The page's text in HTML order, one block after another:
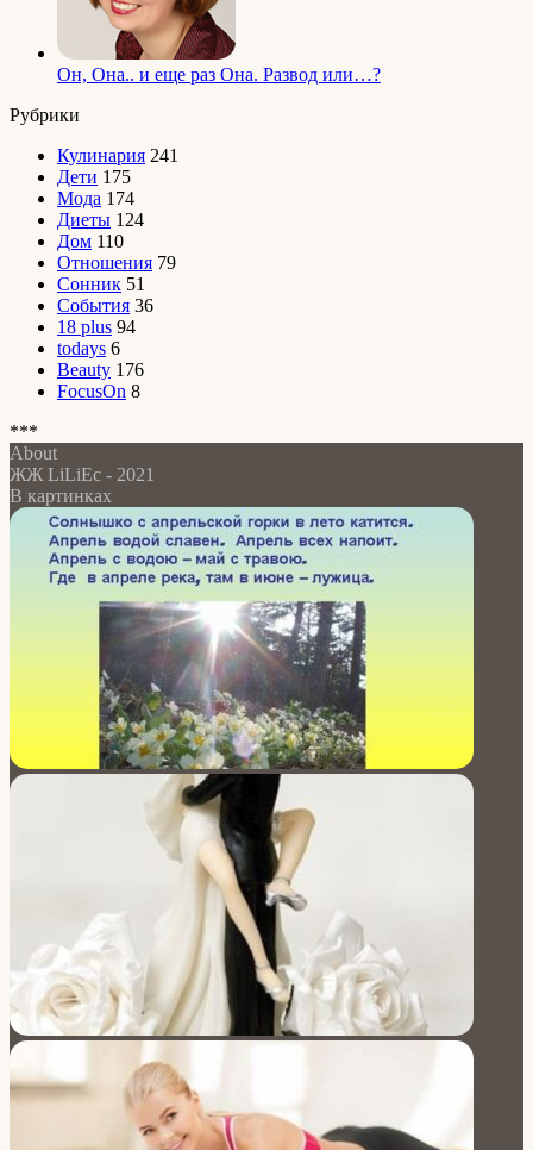
Он, Она.. и еще раз Она. Развод или…?
Рубрики
Кулинария 241
Дети 175
Мода 174
Диеты 124
Дом 110
Отношения 79
Сонник 51
События 36
18 plus 94
todays 6
Beauty 176
FocusOn 8
***
About
ЖЖ LiLiEc - 2021
В картинках